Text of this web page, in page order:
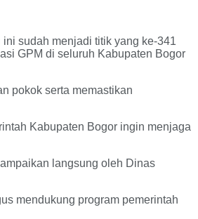
sudah menjadi titik yang ke-341
GPM di seluruh Kabupaten Bogor
pokok serta memastikan
Kabupaten Bogor ingin menjaga
langsung oleh Dinas
mendukung program pemerintah